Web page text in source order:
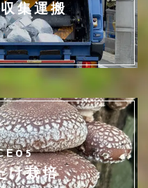
集運搬
け栽培